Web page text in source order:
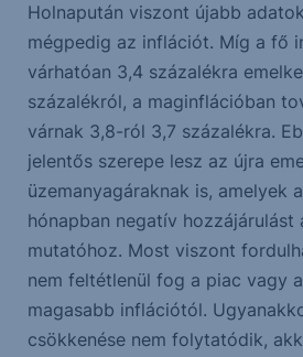
Holnapután viszont újabb
mégpedig az inflációt. Míg a fő
várhatóan 3,4 százalékra
százalékról, a maginflációban
várnak 3,8-ról 3,7 százalékra.
jelentős szerepe lesz az újra
üzemanyagáraknak is, amelyek
hónapban negatív
mutatóhoz. Most viszont
nem feltétlenül fog a piac vagy
magasabb inflációtól.
csökkenése nem folytatódik,